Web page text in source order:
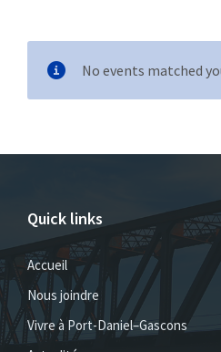
No events matched
Quick links
Accueil
Nous joindre
Vivre à Port-Daniel–Gascons